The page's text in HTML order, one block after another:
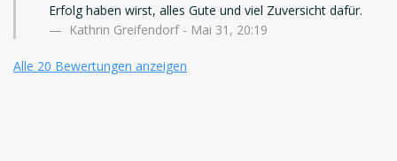
Erfolg haben wirst, alles Gute und viel Zuversicht dafür.
Kathrin Greifendorf - Mai 31, 20:19
Alle 20 Bewertungen anzeigen